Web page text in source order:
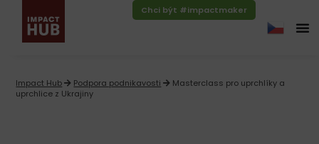
Chci být #impactmaker
Impact Hub Podpora podnikavosti
Masterclass pro uprchlíky a
uprchlice z Ukrajiny